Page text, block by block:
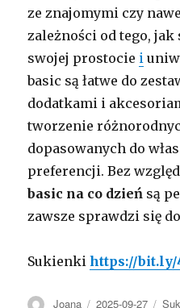
ze znajomymi czy
zależności od tego,
swojej prostocie i
basic są łatwe do
dodatkami i
tworzenie
dopasowanych do
preferencji. Bez
basic na co dzień są
zawsze sprawdzi się
Sukienkihttps://bit.ly/
Autor
Joana Opublikowano
2025-09-27